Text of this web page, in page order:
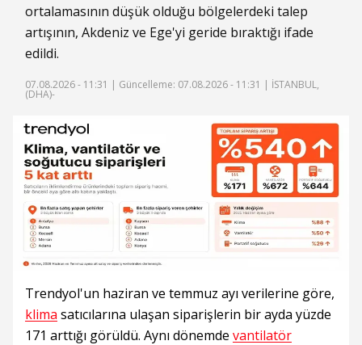
ortalamasının düşük olduğu bölgelerdeki talep
artışının, Akdeniz ve Ege'yi geride bıraktığı ifade
edildi.
07.08.2026 - 11:31 | Güncelleme: 07.08.2026 - 11:31 | İSTANBUL,
(DHA)-
Trendyol'un haziran ve temmuz ayı verilerine göre,
klima satıcılarına ulaşan siparişlerin bir ayda yüzde
171 arttığı görüldü. Aynı dönemde vantilatör